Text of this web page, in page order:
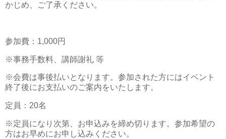
かじめ、ご了承ください。
参加費：1,000円
※事務手数料、講師謝礼 等
※会費は事後払いとなります。参加された方にはイベント
終了後にお支払いのご案内をいたします。
定員：20名
※定員になり次第、お申込みを締め切ります。参加希望の
方はお早めにお申し込みください。